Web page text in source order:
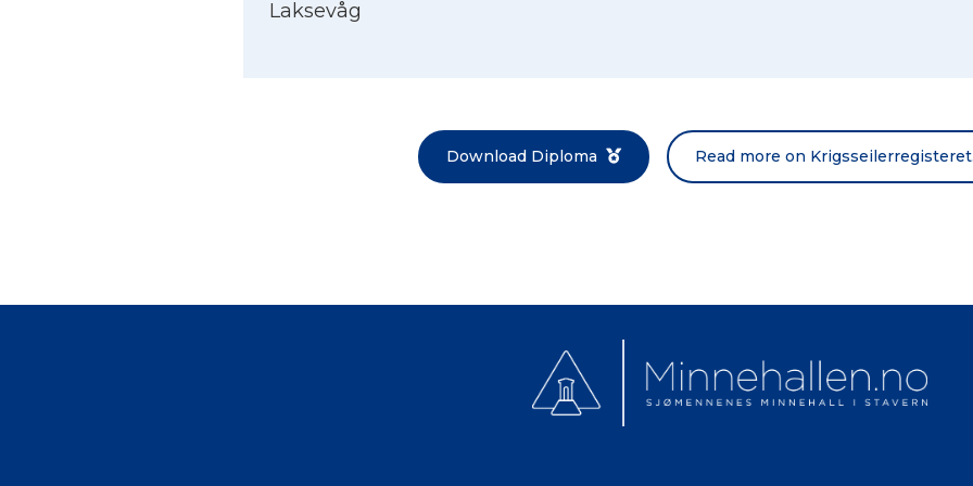
Laksevåg
Download Diploma Read more on